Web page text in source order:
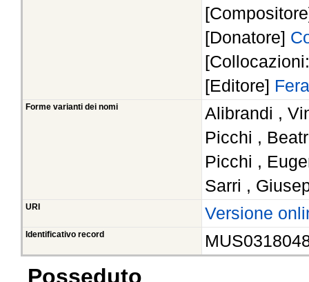
[Donatore]
[Editore]
Forme varianti dei nomi
Alibrandi ,
Picchi ,
Picchi ,
Sarri ,
URI Versione
Identificativo record
Posseduto